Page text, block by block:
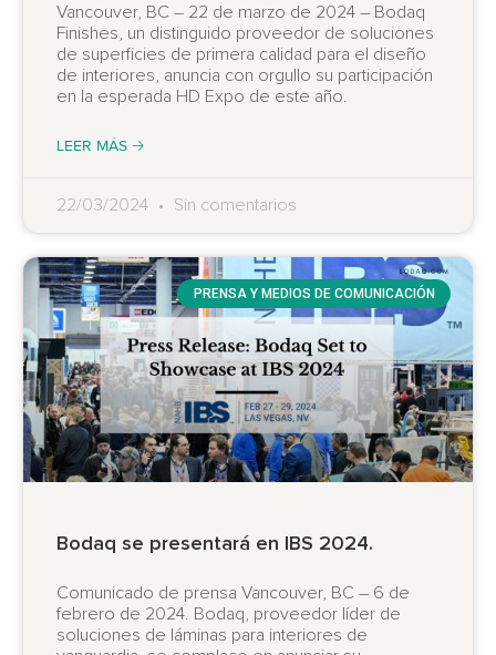
Vancouver, BC – 22 de marzo de 2024 – Bodaq
Finishes, un distinguido proveedor de soluciones
de superficies de primera calidad para el diseño
de interiores, anuncia con orgullo su participación
en la esperada HD Expo de este año.
LEER MÁS 🡢
22/03/2024 Sin comentarios
PRENSA Y MEDIOS DE COMUNICACIÓN
Bodaq se presentará en IBS 2024.
Comunicado de prensa Vancouver, BC – 6 de
febrero de 2024. Bodaq, proveedor líder de
soluciones de láminas para interiores de